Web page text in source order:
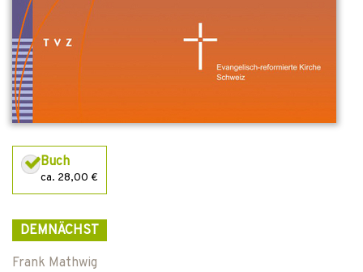
Buch
ca. 28,00 €
DEMNÄCHST
Frank Mathwig